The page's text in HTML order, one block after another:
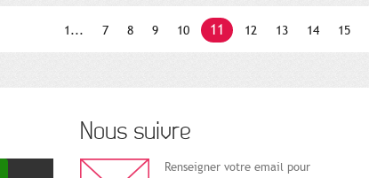
1... 7 8 9 10 11 12 13 14 15
Nous suivre
Renseigner votre email pour